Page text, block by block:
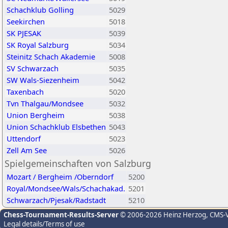
Schachklub Golling
5029
Seekirchen
5018
SK PJESAK
5039
SK Royal Salzburg
5034
Steinitz Schach Akademie
5008
SV Schwarzach
5035
SW Wals-Siezenheim
5042
Taxenbach
5020
Tvn Thalgau/Mondsee
5032
Union Bergheim
5038
Union Schachklub Elsbethen 5043
Uttendorf
5023
Zell Am See
5026
Spielgemeinschaften von Salzburg
Mozart / Bergheim /Oberndorf
5200
Royal/Mondsee/Wals/Schachakad. 5201
Schwarzach/Pjesak/Radstadt
5210
Chess-Tournament-Results-Server© 2006-2026 Heinz Herzog,
Legal details/Terms of use